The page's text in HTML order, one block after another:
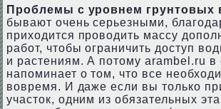
Проблемы с уровнем грунтовых
бывают очень серьезными,
приходится проводить массу
работ, чтобы ограничить доступ
и растениям. А потому arambel.ru в
напоминает о том, что все
вовремя. И даже если вы только
участок, одним из обязательных